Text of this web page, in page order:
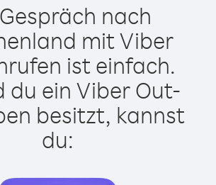
nach
mit Viber
ist einfach.
du ein Viber Out-
besitzt, kannst
du: